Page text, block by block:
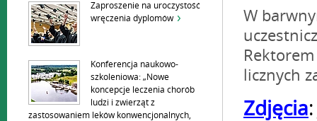
Zaproszenie na uroczystość
wręczenia dyplomów
Konferencja naukowo-
szkoleniowa: „Nowe
koncepcje leczenia chorób
ludzi i zwierząt z
zastosowaniem leków konwencjonalnych,
W
licznych
Zdjęcia